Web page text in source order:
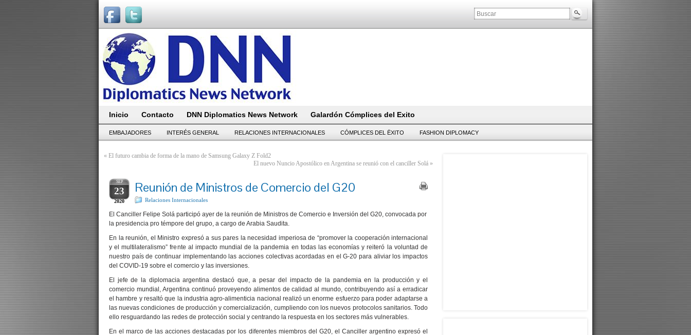
Inicio Contacto DNN Diplomatics News Network Galardón Cómplices del Exito
EMBAJADORES INTERÉS GENERAL RELACIONES INTERNACIONALES CÓMPLICES DEL ËXITO FASHION DIPLOMACY
« El futuro cambia de forma de la mano de Samsung Galaxy Z Fold2
El nuevo Nuncio Apostólico en Argentina se reunió con el canciller Solá »
SEP
23
2020
Reunión de Ministros de Comercio del G20
Relaciones Internacionales
El Canciller Felipe Solá participó ayer de la reunión de Ministros de Comercio e Inversión del G20, convocada por
la presidencia pro témpore del grupo, a cargo de Arabia Saudita.
En la reunión, el Ministro expresó a sus pares la necesidad imperiosa de “promover la cooperación internacional
y el multilateralismo” frente al impacto mundial de la pandemia en todas las economías y reiteró la voluntad de
nuestro país de continuar implementando las acciones colectivas acordadas en el G-20 para aliviar los impactos
del COVID-19 sobre el comercio y las inversiones.
El jefe de la diplomacia argentina destacó que, a pesar del impacto de la pandemia en la producción y el
comercio mundial, Argentina continuó proveyendo alimentos de calidad al mundo, contribuyendo así a erradicar
el hambre y resaltó que la industria agro-alimenticia nacional realizó un enorme esfuerzo para poder adaptarse a
las nuevas condiciones de producción y comercialización, cumpliendo con los nuevos protocolos sanitarios. Todo
ello resguardando las redes de protección social y centrando la respuesta en los sectores más vulnerables.
En el marco de las acciones destacadas por los diferentes miembros del G20, el Canciller argentino expresó el